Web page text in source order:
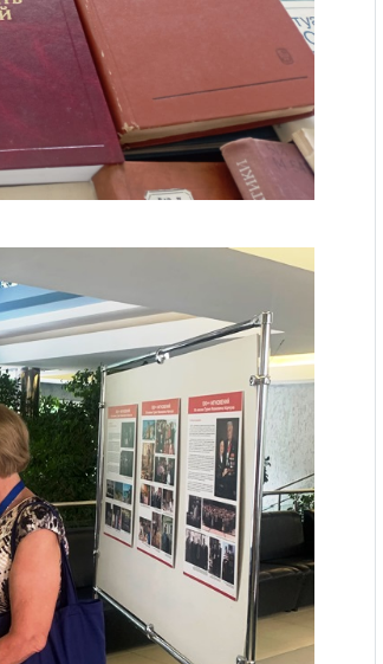
Виртуальный тур
Контакты
Вакансии